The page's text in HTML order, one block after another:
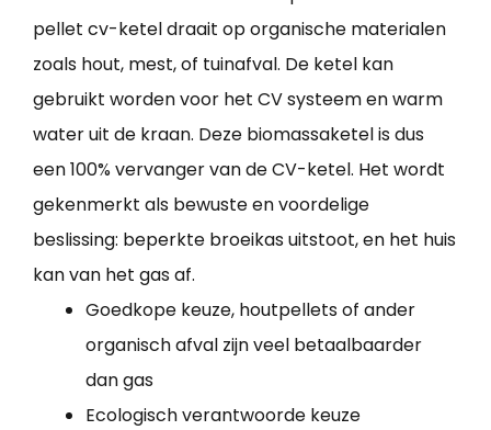
pellet cv-ketel draait op organische materialen
zoals hout, mest, of tuinafval. De ketel kan
gebruikt worden voor het CV systeem en warm
water uit de kraan. Deze biomassaketel is dus
een 100% vervanger van de CV-ketel. Het wordt
gekenmerkt als bewuste en voordelige
beslissing: beperkte broeikas uitstoot, en het huis
kan van het gas af.
Goedkope keuze, houtpellets of ander
organisch afval zijn veel betaalbaarder
dan gas
Ecologisch verantwoorde keuze